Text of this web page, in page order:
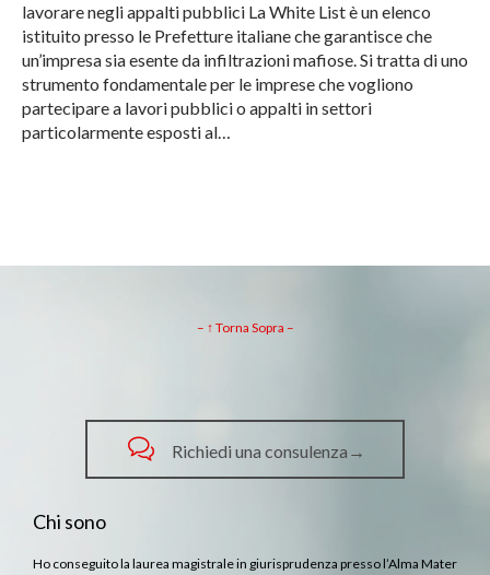
lavorare negli appalti pubblici La White List è un elenco
istituito presso le Prefetture italiane che garantisce che
un’impresa sia esente da infiltrazioni mafiose. Si tratta di uno
strumento fondamentale per le imprese che vogliono
partecipare a lavori pubblici o appalti in settori
particolarmente esposti al…
– ↑ Torna Sopra –
 Richiedi una consulenza→
Chi sono
Ho conseguito la laurea magistrale in giurisprudenza presso l’Alma Mater